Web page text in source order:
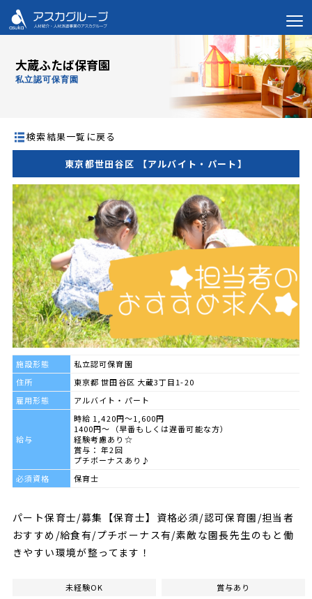
大蔵ふたば保育園
私立認可保育園
検索結果一覧に戻る
東京都世田谷区 【アルバイト・パート】
施設形態
私立認可保育園
住所
東京都 世田谷区 大蔵3丁目1-20
雇用形態
アルバイト・パート
給与
時給 1,420円～1,600円
1400円～（早番もしくは遅番可能な方）
経験考慮あり☆
賞与： 年2回
プチボーナスあり♪
必須資格
保育士
パート保育士/募集【保育士】資格必須/認可保育園/担当者
おすすめ/給食有/プチボーナス有/素敵な園長先生のもと働
きやすい環境が整ってます！
未経験OK 賞与あり